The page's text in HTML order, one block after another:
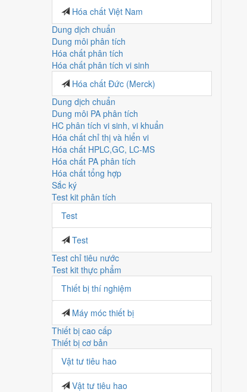
Hóa chất Việt Nam
Dung dịch chuẩn
Dung môi phân tích
Hóa chất phân tích
Hóa chất phân tích vi sinh
Hóa chất Đức (Merck)
Dung dịch chuẩn
Dung môi PA phân tích
HC phân tích vi sinh, vi khuẩn
Hóa chất chỉ thị và hiển vi
Hóa chất HPLC,GC, LC-MS
Hóa chất PA phân tích
Hóa chất tổng hợp
Sắc ký
Test kit phân tích
Test
Test
Test chỉ tiêu nước
Test kit thực phẩm
Thiết bị thí nghiệm
Máy móc thiết bị
Thiết bị cao cấp
Thiết bị cơ bản
Vật tư tiêu hao
Vật tư tiêu hao